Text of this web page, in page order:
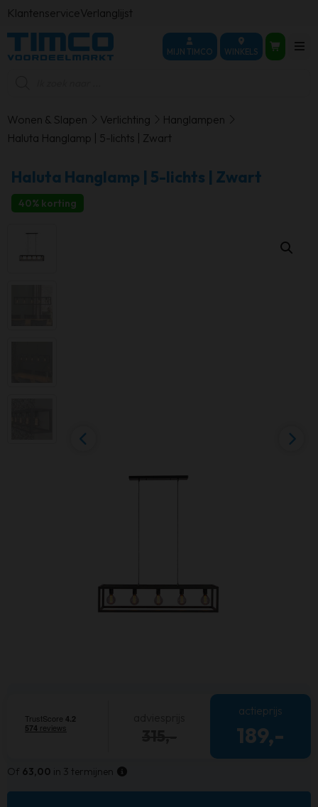
KlantenserviceVerlanglijst
MIJN TIMCO WINKELS
Wonen & Slapen Verlichting
Hanglampen
Haluta Hanglamp | 5-lichts | Zwart
Haluta Hanglamp | 5-lichts | Zwart
40% korting
actieprijs
189,-
Of 63,00 in 3 termijnen